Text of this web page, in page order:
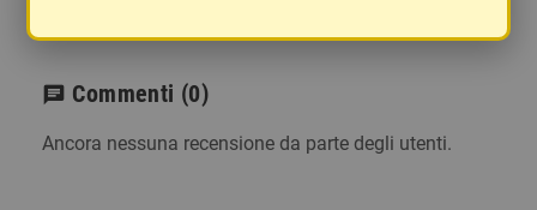
chat Commenti (0)
Ancora nessuna recensione da parte degli utenti.